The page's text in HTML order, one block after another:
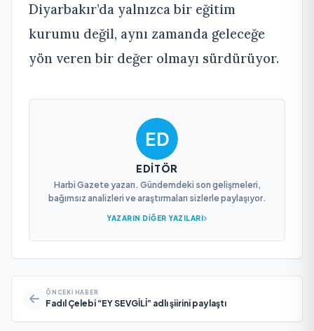
Diyarbakır’da yalnızca bir eğitim
kurumu değil, aynı zamanda geleceğe
yön veren bir değer olmayı sürdürüyor.
EDITÖR
Harbi Gazete yazarı. Gündemdeki son gelişmeleri,
bağımsız analizleri ve araştırmaları sizlerle paylaşıyor.
YAZARIN DIĞER YAZILARI
ÖNCEKI HABER
Fadıl Çelebi “EY SEVGİLİ” adlı şiirini paylaştı